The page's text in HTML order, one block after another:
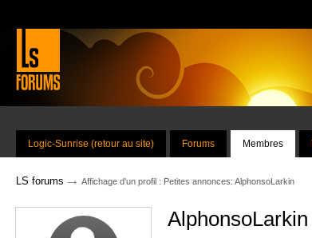
Logic-Sunrise (retour au site) Forums Membres
LS forums → Affichage d'un profil : Petites annonces: AlphonsoLarkin
AlphonsoLarkin